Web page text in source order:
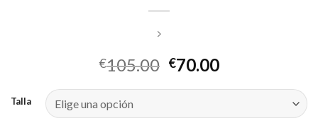
€105.00 €70.00
Talla